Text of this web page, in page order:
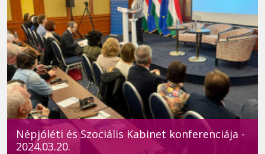
Népjóléti és Szociális Kabinet konferenciája -
2024.03.20.